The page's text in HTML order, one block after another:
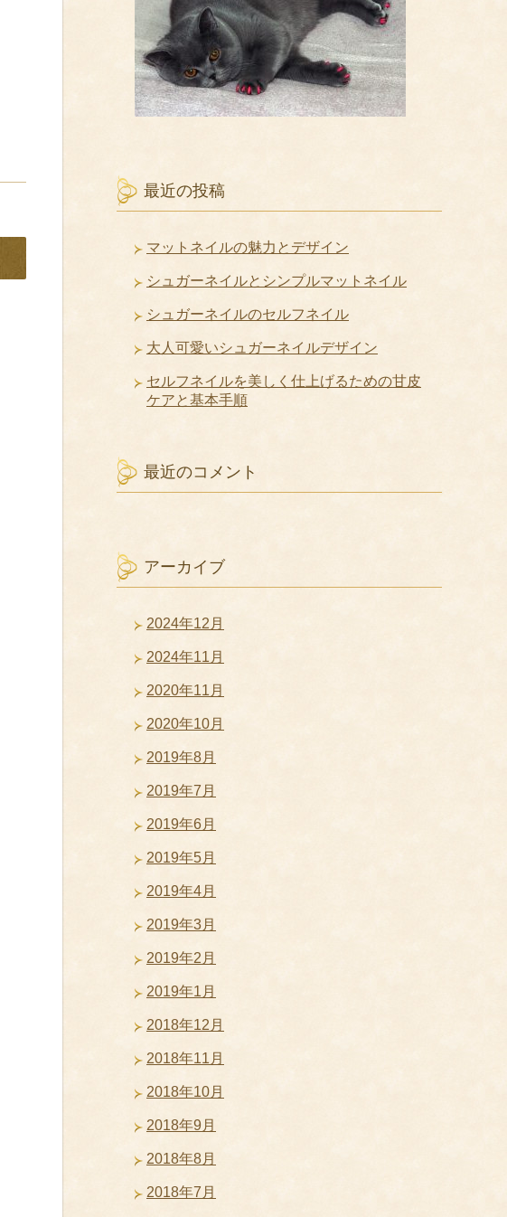
最近の投稿
マットネイルの魅力とデザイン
シュガーネイルとシンプルマットネイル
シュガーネイルのセルフネイル
大人可愛いシュガーネイルデザイン
セルフネイルを美しく仕上げるための甘皮
ケアと基本手順
最近のコメント
アーカイブ
2024年12月
2024年11月
2020年11月
2020年10月
2019年8月
2019年7月
2019年6月
2019年5月
2019年4月
2019年3月
2019年2月
2019年1月
2018年12月
2018年11月
2018年10月
2018年9月
2018年8月
2018年7月